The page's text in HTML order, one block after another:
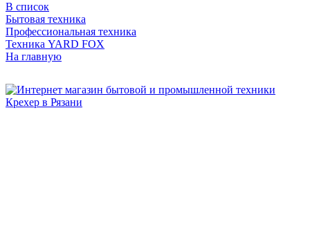
В список
Бытовая техника
Профессиональная техника
Техника YARD FOX
На главную